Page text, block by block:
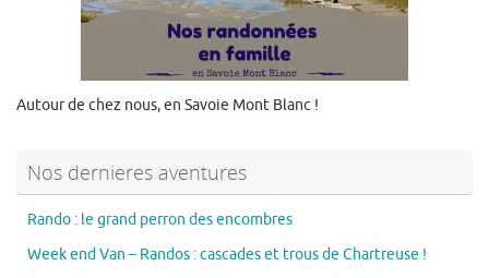
Autour de chez nous, en Savoie Mont Blanc !
Nos dernieres aventures
Rando : le grand perron des encombres
Week end Van – Randos : cascades et trous de Chartreuse !